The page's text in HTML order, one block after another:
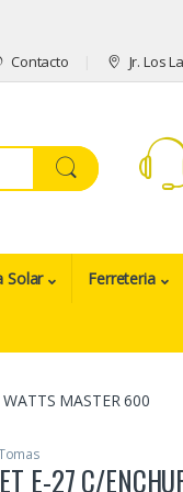
Contacto Jr. Los
Solar Ferreteria
MASTER 600
E-27 C/